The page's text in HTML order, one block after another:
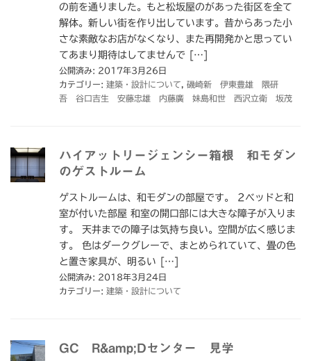
の前を通りました。もと松坂屋のがあった街区を全て
解体。新しい街を作り出しています。昔からあった小
さな素敵なお店がなくなり、また再開発かと思ってい
てあまり期待はしてませんで […]
公開済み: 2017年3月26日
カテゴリー: 建築・設計について
磯崎新 伊東豊雄 隈研
吾 谷口吉生 安藤忠雄 内藤廣 妹島和世 西沢立衛 坂茂
ハイアットリージェンシー箱根 和モダン
のゲストルーム
ゲストルームは、和モダンの部屋です。 2べッドと和
室が付いた部屋 和室の開口部には大きな障子が入りま
す。 天井までの障子は気持ち良い。空間が広く感じま
す。 色はダークグレーで、まとめられていて、畳の色
と置き家具が、明るい […]
公開済み: 2018年3月24日
カテゴリー: 建築・設計について
GC R&amp;Dセンター 見学